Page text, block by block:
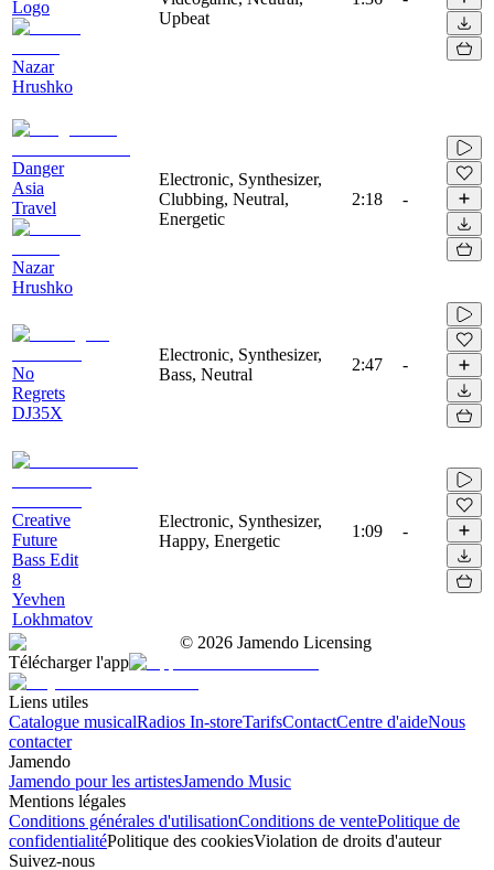
Logo
Nazar
Hrushko
Upbeat
Danger
Asia
Travel
Nazar
Hrushko
Electronic, Synthesizer,
Clubbing, Neutral,
Energetic
2:18 -
No
Regrets
DJ35X
Electronic, Synthesizer,
Bass, Neutral
2:47 -
Creative
Future
Bass Edit
8
Yevhen
Lokhmatov
Electronic, Synthesizer,
Happy, Energetic
1:09 -
© 2026 Jamendo Licensing
Télécharger l'app
Liens utiles
Catalogue musicalRadios In-storeTarifsContactCentre d'aideNous
contacter
Jamendo
Jamendo pour les artistesJamendo Music
Mentions légales
Conditions générales d'utilisationConditions de ventePolitique de
confidentialitéPolitique des cookiesViolation de droits d'auteur
Suivez-nous